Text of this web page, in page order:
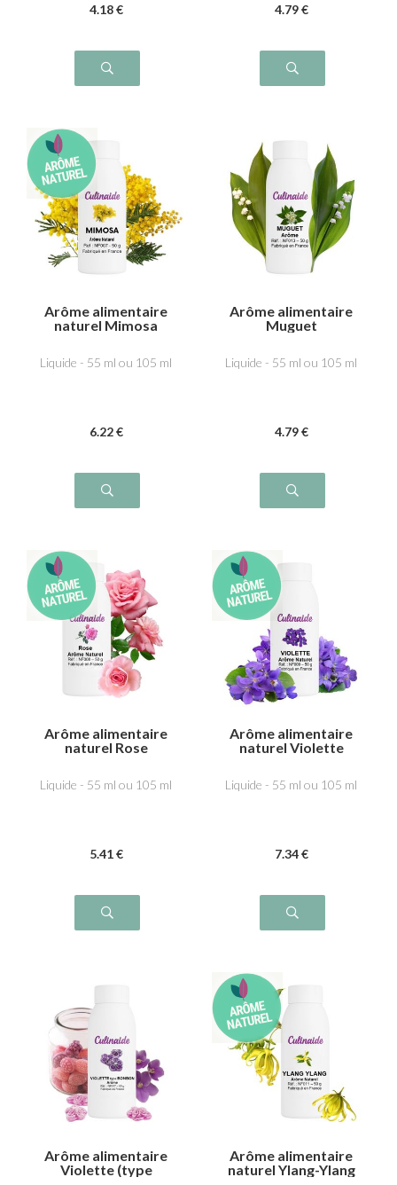
4.18 € 4.79 €
Arôme alimentaire
naturel Mimosa
Liquide - 55 ml ou 105 ml
6.22 €
Arôme alimentaire
Muguet
Liquide - 55 ml ou 105 ml
4.79 €
Arôme alimentaire
naturel Rose
Liquide - 55 ml ou 105 ml
5.41 €
Arôme alimentaire
naturel Violette
Liquide - 55 ml ou 105 ml
7.34 €
Arôme alimentaire
Violette (type
Arôme alimentaire
naturel Ylang-Ylang